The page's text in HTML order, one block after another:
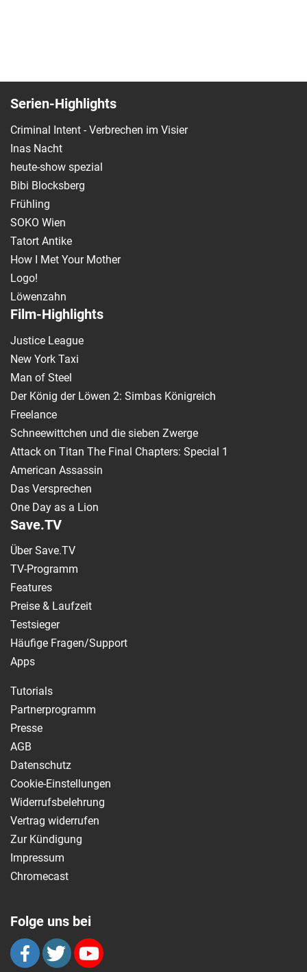
Serien-Highlights
Criminal Intent - Verbrechen im Visier
Inas Nacht
heute-show spezial
Bibi Blocksberg
Frühling
SOKO Wien
Tatort Antike
How I Met Your Mother
Logo!
Löwenzahn
Film-Highlights
Justice League
New York Taxi
Man of Steel
Der König der Löwen 2: Simbas Königreich
Freelance
Schneewittchen und die sieben Zwerge
Attack on Titan The Final Chapters: Special 1
American Assassin
Das Versprechen
One Day as a Lion
Save.TV
Über Save.TV
TV-Programm
Features
Preise & Laufzeit
Testsieger
Häufige Fragen/Support
Apps
Tutorials
Partnerprogramm
Presse
AGB
Datenschutz
Cookie-Einstellungen
Widerrufsbelehrung
Vertrag widerrufen
Zur Kündigung
Impressum
Chromecast
Folge uns bei